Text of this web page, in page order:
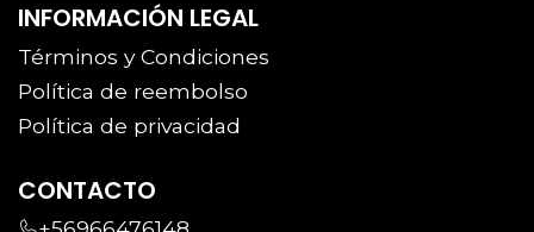
INFORMACIÓN LEGAL
Términos y Condiciones
Política de reembolso
Política de privacidad
CONTACTO